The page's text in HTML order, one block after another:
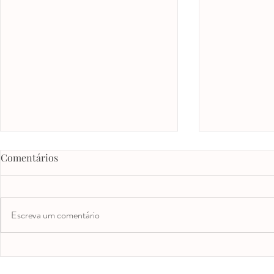
Comentários
Escreva um comentário